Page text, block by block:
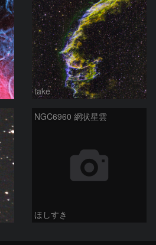
take
NGC6960 網状星雲
ほしすき